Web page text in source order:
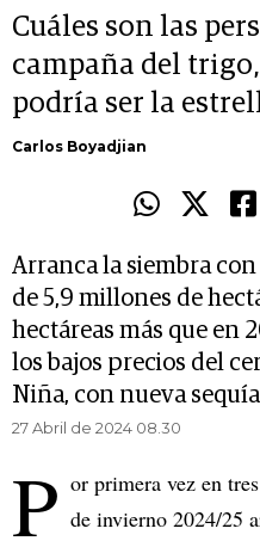
Cuáles son las
campaña del
podría ser la
Carlos Boyadjian
Arranca la siembra
de 5,9 millones de
hectáreas más que en
los bajos precios del
Niña, con nueva
27 Abril de 2024 08.30
P or primera vez en
de invierno 2024/25